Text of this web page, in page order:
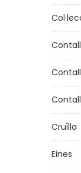
Cruïlla
Eines